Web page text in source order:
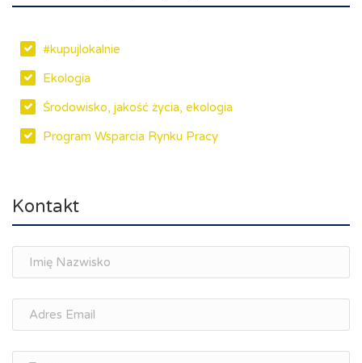
#kupujlokalnie
Ekologia
Środowisko, jakość życia, ekologia
Program Wsparcia Rynku Pracy
Spotkania branżowe
osobisty
Memorandum Gospodarcze PL-CZ
Śląskie Porozumienie Gospodarcze
ŚLĄSK.ONLINE
Kontakt